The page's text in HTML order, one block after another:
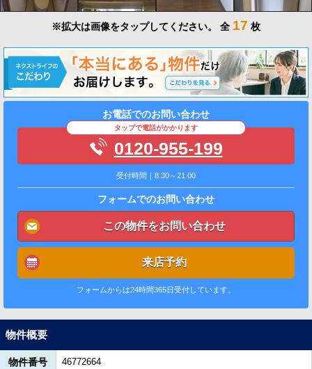
※拡大は画像をタップしてください。 全 17 枚
お電話でのお問い合わせ
タップで電話がかかります
0120-955-199
受付時間｜8:30～21:00
フォームでのお問い合わせ
この物件をお問い合わせ
来店予約
フォームからは24時間365日受付しています。
物件概要
物件番号 46772664